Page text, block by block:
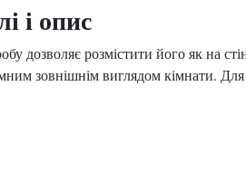
і опис
дозволяє розмістити його як на
зовнішнім виглядом кімнати.